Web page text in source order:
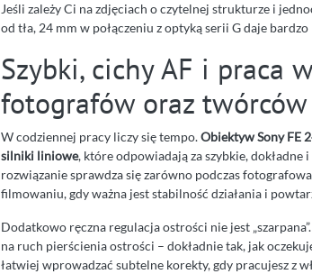
Jeśli zależy Ci na zdjęciach o czytelnej strukturze i
od tła, 24 mm w połączeniu z optyką serii G daje
Szybki, cichy AF i praca
fotografów oraz twórców
W codziennej pracy liczy się tempo.Obiektyw Sony FE
silniki liniowe, które odpowiadają za szybkie,
rozwiązanie sprawdza się zarówno podczas
filmowaniu, gdy ważna jest stabilność działania i
Dodatkowo ręczna regulacja ostrości nie jest
na ruch pierścienia ostrości – dokładnie tak, jak
łatwiej wprowadzać subtelne korekty, gdy pracujesz z